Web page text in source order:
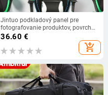
Jintuo podkladový panel pre
fotografovanie produktov, povrch
flock, skladom
36.60 €
add_shopping_cart